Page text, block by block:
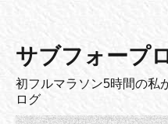
サブフォープ
初フルマラソン5時間の私
ログ